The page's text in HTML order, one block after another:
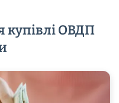
купівлі ОВДП